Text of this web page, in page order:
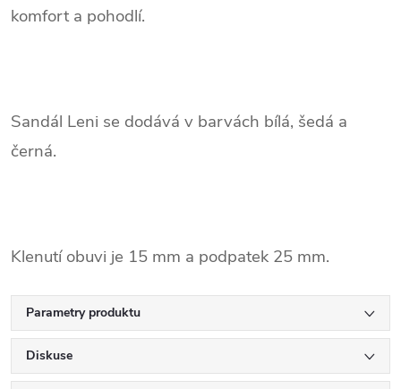
komfort a pohodlí.
Sandál Leni se dodává v barvách bílá, šedá a
černá.
Klenutí obuvi je 15 mm a podpatek 25 mm.
Parametry produktu
Diskuse